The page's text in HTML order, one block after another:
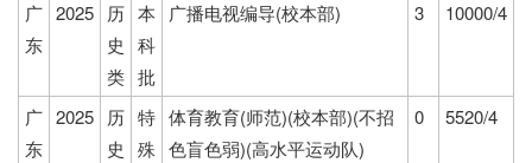
广
东
2025 历
史
类
本
科
批
广播电视编导(校本部) 3 10000/4
广
东
2025 历
史
特
殊
体育教育(师范)(校本部)(不招
色盲色弱)(高水平运动队)
0 5520/4